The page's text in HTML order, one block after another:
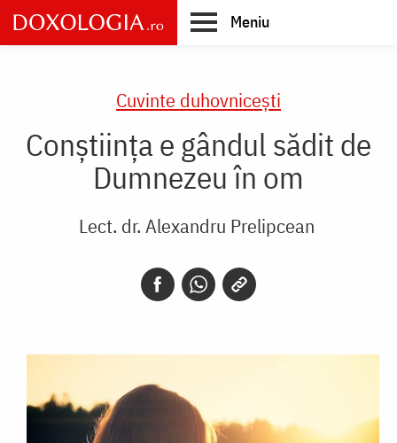
Skip
to
main
Meniu
Cuvinte duhovnicești
Conștiința e gândul sădit de
Dumnezeu în om
Lect. dr. Alexandru Prelipcean